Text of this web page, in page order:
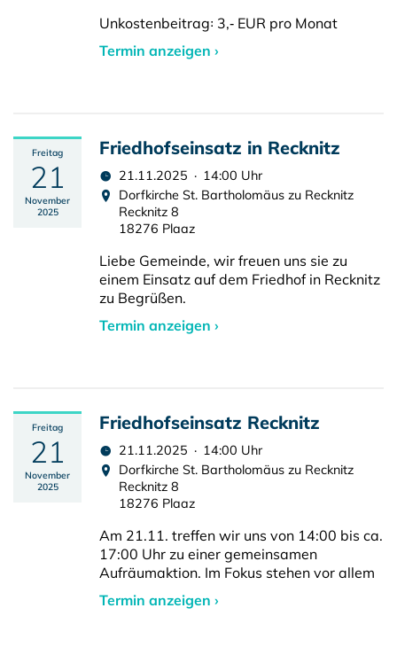
Unkostenbeitrag꞉ 3,‑ EUR pro Monat
Termin anzeigen ›
Freitag
21
November
2025
Friedhofseinsatz in Recknitz
21.11.2025 · 14:00 Uhr
Dorfkirche St. Bartholomäus zu Recknitz
Recknitz 8
18276 Plaaz
Liebe Gemeinde, wir freuen uns sie zu
einem Einsatz auf dem Friedhof in Recknitz
zu Begrüßen.
Termin anzeigen ›
Freitag
21
November
2025
Friedhofseinsatz Recknitz
21.11.2025 · 14:00 Uhr
Dorfkirche St. Bartholomäus zu Recknitz
Recknitz 8
18276 Plaaz
Am 21.11. treffen wir uns von 14:00 bis ca.
17:00 Uhr zu einer gemeinsamen
Aufräumaktion. Im Fokus stehen vor allem
Termin anzeigen ›